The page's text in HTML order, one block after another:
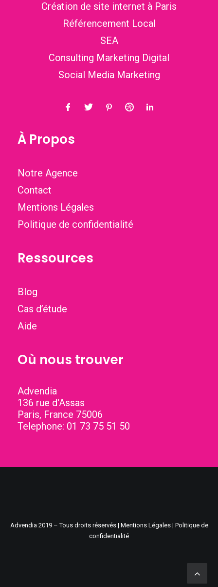
Création de site internet à Paris
Référencement Local
SEA
Consulting Marketing Digital
Social Media Marketing
À Propos
Notre Agence
Contact
Mentions Légales
Politique de confidentialité
Ressources
Blog
Cas d’étude
Aide
Où nous trouver
Advendia
136 rue d'Assas
Paris, France 75006
Telephone: 01 73 75 51 50
Advendia 2019 – Tous droits réservés | Mentions Légales| Politique de
confidentialité